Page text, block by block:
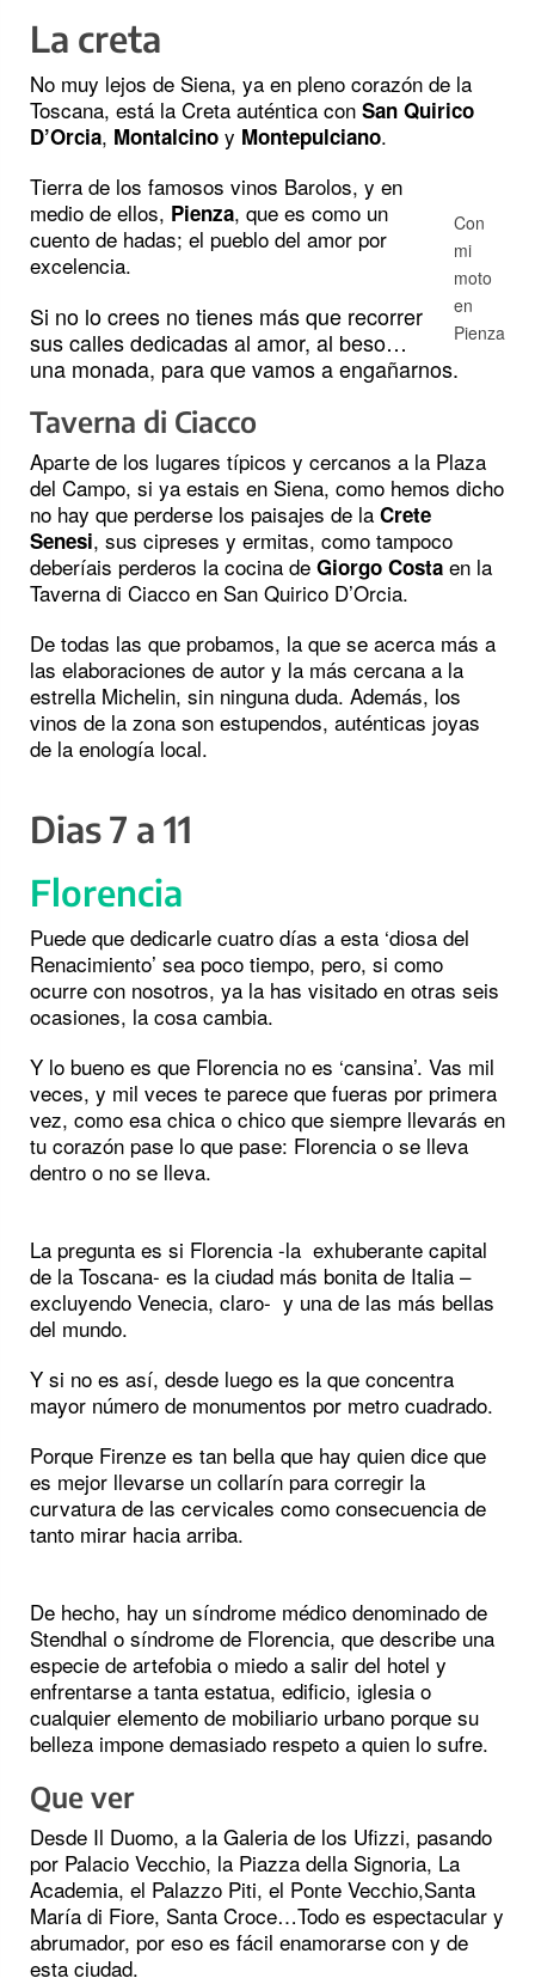
La creta
No muy lejos de Siena, ya en pleno corazón de la
Toscana, está la Creta auténtica con San Quirico
D’Orcia, Montalcino y Montepulciano.
Con
mi
moto
en
Pienza
Tierra de los famosos vinos Barolos, y en
medio de ellos, Pienza, que es como un
cuento de hadas; el pueblo del amor por
excelencia.
Si no lo crees no tienes más que recorrer
sus calles dedicadas al amor, al beso…
una monada, para que vamos a engañarnos.
Taverna di Ciacco
Aparte de los lugares típicos y cercanos a la Plaza
del Campo, si ya estais en Siena, como hemos dicho
no hay que perderse los paisajes de la Crete
Senesi, sus cipreses y ermitas, como tampoco
deberíais perderos la cocina de Giorgo Costa en la
Taverna di Ciacco en San Quirico D’Orcia.
De todas las que probamos, la que se acerca más a
las elaboraciones de autor y la más cercana a la
estrella Michelin, sin ninguna duda. Además, los
vinos de la zona son estupendos, auténticas joyas
de la enología local.
Dias 7 a 11
Florencia
Puede que dedicarle cuatro días a esta ‘diosa del
Renacimiento’ sea poco tiempo, pero, si como
ocurre con nosotros, ya la has visitado en otras seis
ocasiones, la cosa cambia.
Y lo bueno es que Florencia no es ‘cansina’. Vas mil
veces, y mil veces te parece que fueras por primera
vez, como esa chica o chico que siempre llevarás en
tu corazón pase lo que pase: Florencia o se lleva
dentro o no se lleva.
La pregunta es si Florencia -la exhuberante capital
de la Toscana- es la ciudad más bonita de Italia –
excluyendo Venecia, claro- y una de las más bellas
del mundo.
Y si no es así, desde luego es la que concentra
mayor número de monumentos por metro cuadrado.
Porque Firenze es tan bella que hay quien dice que
es mejor llevarse un collarín para corregir la
curvatura de las cervicales como consecuencia de
tanto mirar hacia arriba.
De hecho, hay un síndrome médico denominado de
Stendhal o síndrome de Florencia, que describe una
especie de artefobia o miedo a salir del hotel y
enfrentarse a tanta estatua, edificio, iglesia o
cualquier elemento de mobiliario urbano porque su
belleza impone demasiado respeto a quien lo sufre.
Que ver
Desde Il Duomo, a la Galeria de los Ufizzi, pasando
por Palacio Vecchio, la Piazza della Signoria, La
Academia, el Palazzo Piti, el Ponte Vecchio,Santa
María di Fiore, Santa Croce…Todo es espectacular y
abrumador, por eso es fácil enamorarse con y de
esta ciudad.